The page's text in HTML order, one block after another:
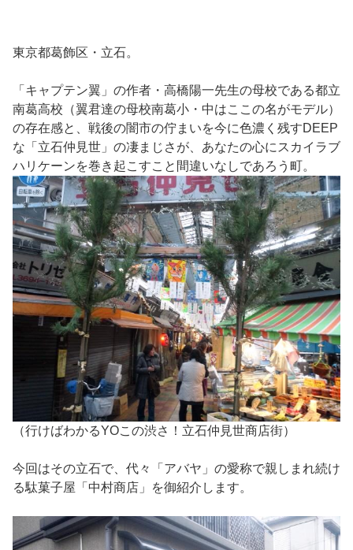
東京都葛飾区・立石。
「キャプテン翼」の作者・高橋陽一先生の母校である都立
南葛高校（翼君達の母校南葛小・中はここの名がモデル）
の存在感と、戦後の闇市の佇まいを今に色濃く残すDEEP
な「立石仲見世」の凄まじさが、あなたの心にスカイラブ
ハリケーンを巻き起こすこと間違いなしであろう町。
（行けばわかるYOこの渋さ！立石仲見世商店街）
今回はその立石で、代々「アバヤ」の愛称で親しまれ続け
る駄菓子屋「中村商店」を御紹介します。